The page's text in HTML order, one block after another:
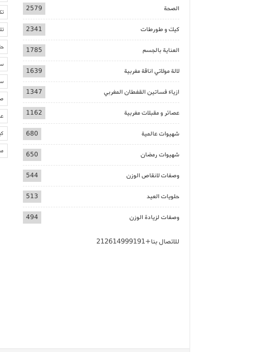
الصحة 2579
كيك و طورطات 2341
العناية بالجسم 1785
لالة مولاتي اناقة مغربية 1639
ازياء فساتين القفطان المغربي 1347
عصائر و مقبلات مغربية 1162
شهيوات عالمية 680
شهيوات رمضان 650
وصفات لانقاص الوزن 544
حلويات العيد 513
وصفات لزيادة الوزن 494
للاتصال بنا+212614999191